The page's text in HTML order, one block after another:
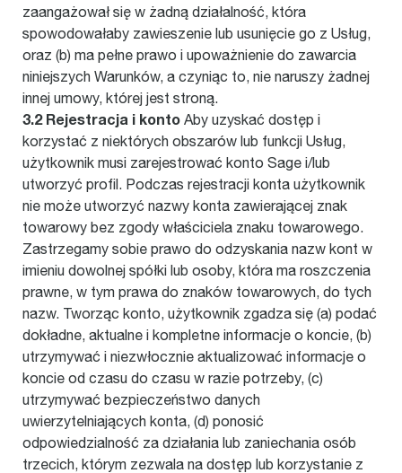
zaangażował się w żadną działalność, która
spowodowałaby zawieszenie lub usunięcie go z Usług,
oraz (b) ma pełne prawo i upoważnienie do zawarcia
niniejszych Warunków, a czyniąc to, nie naruszy żadnej
innej umowy, której jest stroną.
3.2 Rejestracja i konto Aby uzyskać dostęp i
korzystać z niektórych obszarów lub funkcji Usług,
użytkownik musi zarejestrować konto Sage i/lub
utworzyć profil. Podczas rejestracji konta użytkownik
nie może utworzyć nazwy konta zawierającej znak
towarowy bez zgody właściciela znaku towarowego.
Zastrzegamy sobie prawo do odzyskania nazw kont w
imieniu dowolnej spółki lub osoby, która ma roszczenia
prawne, w tym prawa do znaków towarowych, do tych
nazw. Tworząc konto, użytkownik zgadza się (a) podać
dokładne, aktualne i kompletne informacje o koncie, (b)
utrzymywać i niezwłocznie aktualizować informacje o
koncie od czasu do czasu w razie potrzeby, (c)
utrzymywać bezpieczeństwo danych
uwierzytelniających konta, (d) ponosić
odpowiedzialność za działania lub zaniechania osób
trzecich, którym zezwala na dostęp lub korzystanie z